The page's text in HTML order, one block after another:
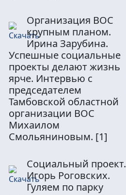
Организация ВОС
крупным планом.
Ирина Зарубина.
Успешные социальные
проекты делают жизнь
ярче. Интервью с
председателем
Тамбовской областной
организации ВОС
Михаилом
Смольяниновым. [1]
Социальный проект.
Игорь Роговских.
Гуляем по парку